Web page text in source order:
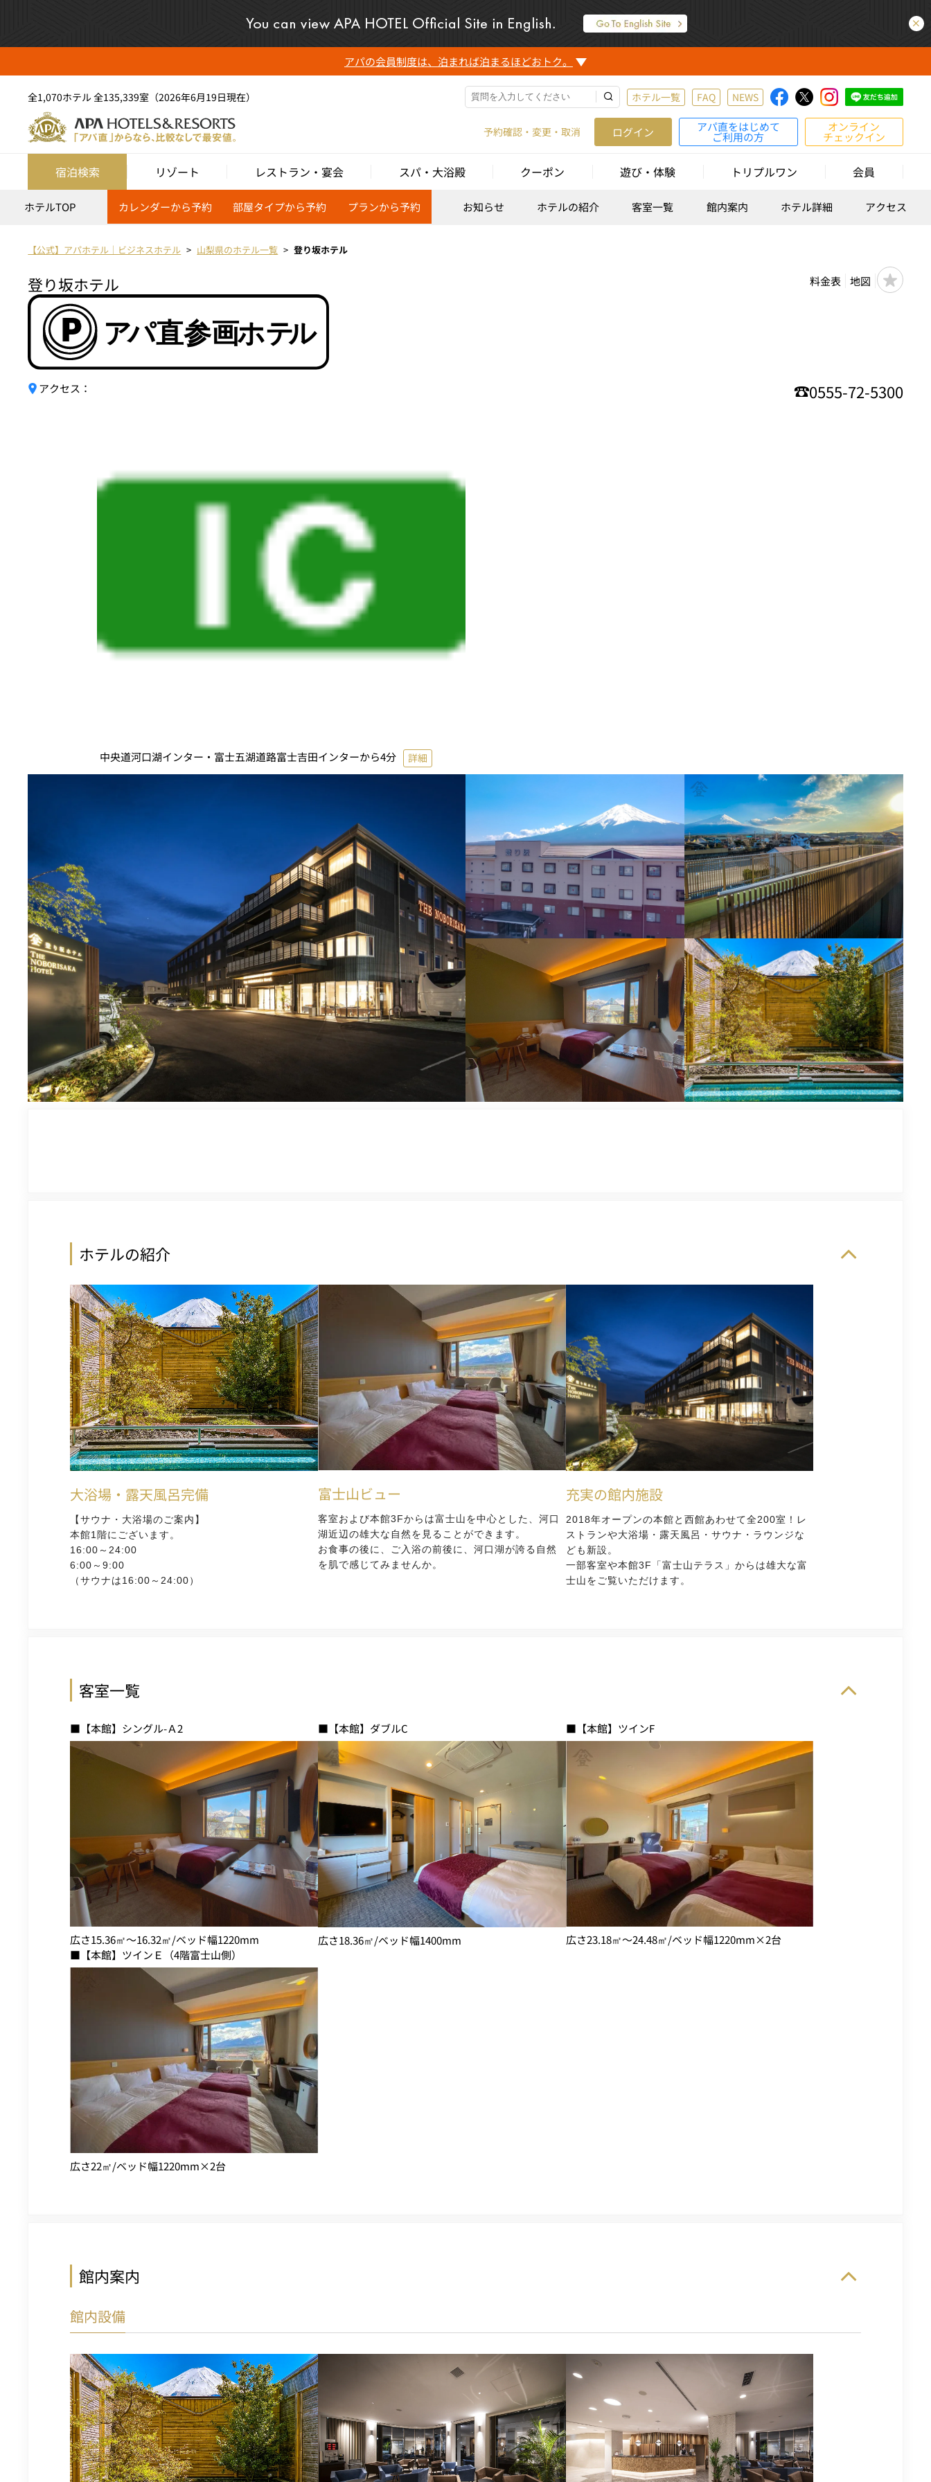
アパの会員制度は、泊まれば泊まるほどおトク。
全1,070ホテル 全135,339室（2026年6月19日現在） ホテル一覧 FAQ NEWS
予約確認・変更・取消 ログイン アパ直をはじめて
ご利用の方
オンライン
チェックイン
宿泊検索 リゾート レストラン・宴会 スパ・大浴殿 クーポン 遊び・体験 トリプルワン 会員
ホテルTOP カレンダーから予約 部屋タイプから予約 プランから予約 お知らせ ホテルの紹介 客室一覧 館内案内 ホテル詳細 アクセス
【公式】アパホテル｜ビジネスホテル 山梨県のホテル一覧 登り坂ホテル
登り坂ホテル 料金表 地図
アクセス：
中央道河口湖インター・富士五湖道路富士吉田インターから4分 詳細
0555-72-5300
ホテルの紹介
大浴場・露天風呂完備
【サウナ・大浴場のご案内】
本館1階にございます。
16:00～24:00
6:00～9:00
（サウナは16:00～24:00）
富士山ビュー
客室および本館3Fからは富士山を中心とした、河口
湖近辺の雄大な自然を見ることができます。
お食事の後に、ご入浴の前後に、河口湖が誇る自然
を肌で感じてみませんか。
充実の館内施設
2018年オープンの本館と西館あわせて全200室！レ
ストランや大浴場・露天風呂・サウナ・ラウンジな
ども新設。
一部客室や本館3F「富士山テラス」からは雄大な富
士山をご覧いただけます。
客室一覧
■【本館】シングル-Ａ2
広さ15.36㎡～16.32㎡/ベッド幅1220mm
■【本館】ダブルC
広さ18.36㎡/ベッド幅1400mm
■【本館】ツインF
広さ23.18㎡～24.48㎡/ベッド幅1220mm×2台
■【本館】ツインＥ（4階富士山側）
広さ22㎡/ベッド幅1220mm×2台
館内案内
館内設備